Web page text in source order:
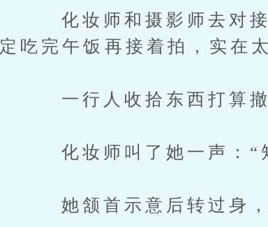
化妆师和摄影师去对接
定吃完午饭再接着拍，实在
一行人收拾东西打算撤
化妆师叫了她一声：“
她颔首示意后转过身，